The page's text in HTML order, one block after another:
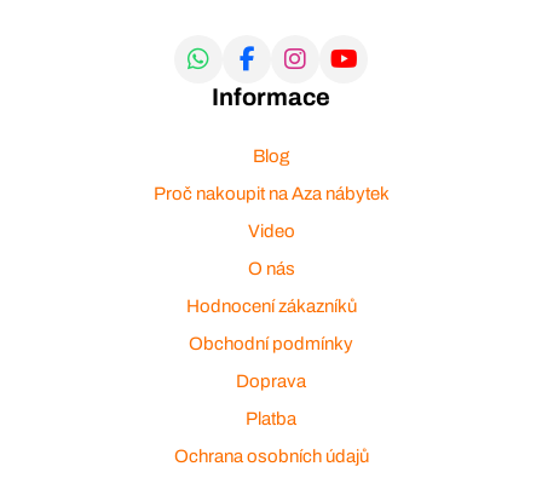
Informace
Blog
Proč nakoupit na Aza nábytek
Video
O nás
Hodnocení zákazníků
Obchodní podmínky
Doprava
Platba
Ochrana osobních údajů